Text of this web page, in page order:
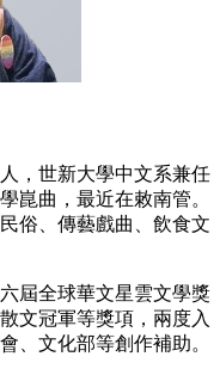
，世新大學中文系兼任
崑曲，最近在敕南管。
俗、傳藝戲曲、飲食文
屆全球華文星雲文學獎
文冠軍等獎項，兩度入
、文化部等創作補助。